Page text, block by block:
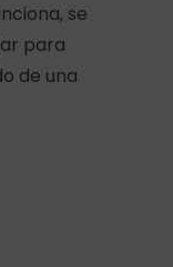
se
para
de una